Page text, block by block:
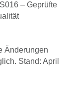
– Geprüfte
Änderungen
Stand: April